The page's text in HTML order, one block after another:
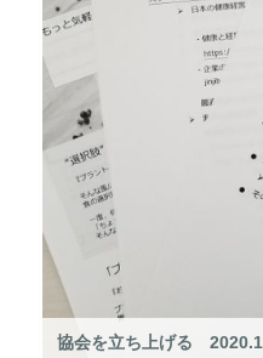
協会を立ち上げる